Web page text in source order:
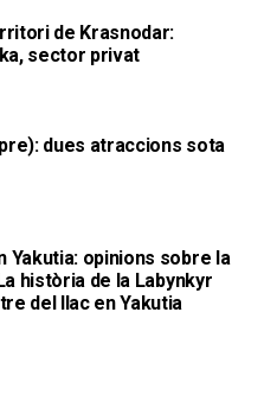
de Krasnodar:
sector privat
dues atraccions sota
Yakutia: opinions sobre la
història de la Labynkyr
del llac en Yakutia